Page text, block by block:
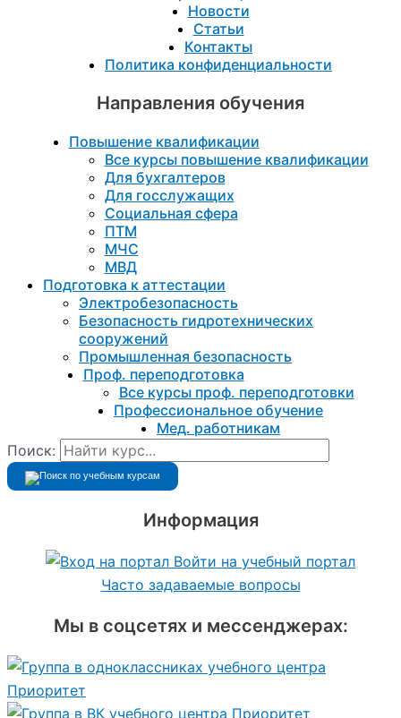
Новости
Статьи
Контакты
Политика конфиденциальности
Направления обучения
Повышение квалификации
Все курсы повышение квалификации
Для бухгалтеров
Для госслужащих
Социальная сфера
ПТМ
МЧС
МВД
Подготовка к aттестации
Электробезопасность
Безопасность гидротехнических
сооружений
Промышленная безопасность
Проф. переподготовка
Все курсы проф. переподготовки
Профессиональное обучение
Мед. работникам
Поиск:
Информация
Войти на учебный портал
Часто задаваемые вопросы
Мы в соцсетях и мессенджерах: